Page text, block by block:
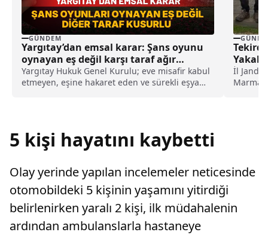
GÜNDEM
Yargıtay’dan emsal karar: Şans oyunu
oynayan eş değil karşı taraf ağır
kusurlu sayıldı
Yargıtay Hukuk Genel Kurulu; eve misafir kabul
etmeyen, eşine hakaret eden ve sürekli eşya
İl
5 kişi hayatını kaybetti
Olay yerinde yapılan incelemeler neticesinde
otomobildeki 5 kişinin yaşamını yitirdiği
belirlenirken yaralı 2 kişi, ilk müdahalenin
ardından ambulanslarla hastaneye